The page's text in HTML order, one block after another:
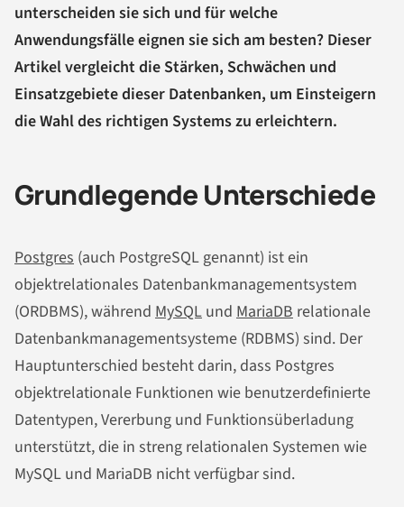
unterscheiden sie sich und für welche
Anwendungsfälle eignen sie sich am besten? Dieser
Artikel vergleicht die Stärken, Schwächen und
Einsatzgebiete dieser Datenbanken, um Einsteigern
die Wahl des richtigen Systems zu erleichtern.
Grundlegende Unterschiede
Postgres (auch PostgreSQL genannt) ist ein
objektrelationales Datenbankmanagementsystem
(ORDBMS), während MySQL und MariaDB relationale
Datenbankmanagementsysteme (RDBMS) sind. Der
Hauptunterschied besteht darin, dass Postgres
objektrelationale Funktionen wie benutzerdefinierte
Datentypen, Vererbung und Funktionsüberladung
unterstützt, die in streng relationalen Systemen wie
MySQL und MariaDB nicht verfügbar sind.